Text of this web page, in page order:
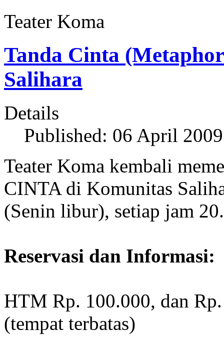
Teater Koma
Tanda Cinta
Salihara
Details
Published: 06 April 2009
Teater Koma kembali
CINTA di Komunitas
(Senin libur), setiap jam
Reservasi dan Informasi:
HTM Rp. 100.000, dan
(tempat terbatas)